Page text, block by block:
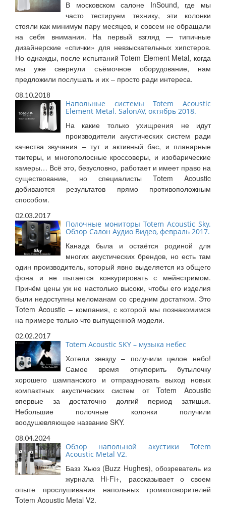
В московском салоне InSound, где мы
часто тестируем технику, эти колонки
стояли как минимум пару месяцев, и совсем не обращали
на себя внимания. На первый взгляд — типичные
дизайнерские «спички» для невзыскательных хипстеров.
Но однажды, после испытаний Totem Element Metal, когда
мы уже свернули съёмочное оборудование, нам
предложили послушать и их – просто ради интереса.
08.10.2018
Напольные системы Totem Acoustic
Element Metal. SalonAV, октябрь 2018.
На какие только ухищрения не идут
производители акустических систем ради
качества звучания – тут и активный бас, и планарные
твитеры, и многополосные кроссоверы, и изобарические
камеры… Всё это, безусловно, работает и имеет право на
существование, но специалисты Totem Acoustic
добиваются результатов прямо противоположным
способом.
02.03.2017
Полочные мониторы Totem Acoustic Sky.
Обзор Салон Аудио Видео, февраль 2017.
Канада была и остаётся родиной для
многих акустических брендов, но есть там
один производитель, который явно выделяется из общего
фона и не пытается конкурировать с мейнстримом.
Причём цены уж не настолько высоки, чтобы его изделия
были недоступны меломанам со средним достатком. Это
Totem Acoustic – компания, с которой мы познакомимся
на примере только что выпущенной модели.
02.02.2017
Totem Acoustic SKY – музыка небес
Хотели звезду – получили целое небо!
Самое время откупорить бутылочку
хорошего шампанского и отпраздновать выход новых
компактных акустических систем от Totem Acoustic
впервые за достаточно долгий период затишья.
Небольшие полочные колонки получили
воодушевляющее название SKY.
08.04.2024
Обзор напольной акустики Totem
Acoustic Metal V2.
Базз Хьюз (Buzz Hughes), обозреватель из
журнала Hi-Fi+, рассказывает о своем
опыте прослушивания напольных громкоговорителей
Totem Acoustic Metal V2.